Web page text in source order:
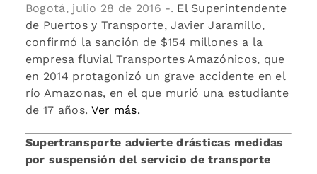
Bogotá, julio 28 de 2016 -. El Superintendente
de Puertos y Transporte, Javier Jaramillo,
confirmó la sanción de $154 millones a la
empresa fluvial Transportes Amazónicos, que
en 2014 protagonizó un grave accidente en el
río Amazonas, en el que murió una estudiante
de 17 años.Ver más.
Supertransporte advierte drásticas medidas
por suspensión del servicio de transporte